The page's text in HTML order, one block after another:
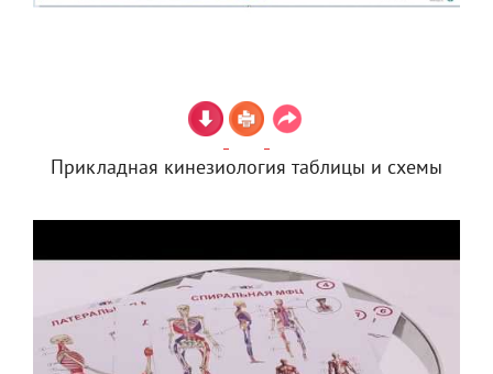
Прикладная кинезиология таблицы и схемы